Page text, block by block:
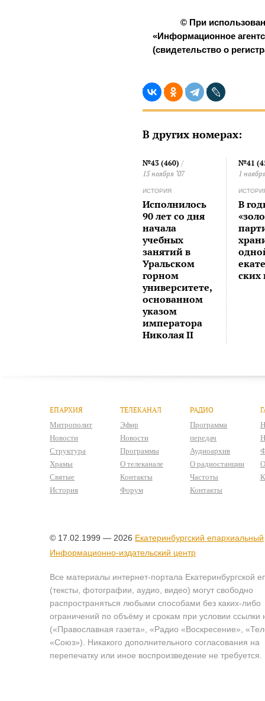
© При
«Информационное
(свидетельство о
В других номерах:
№43 (460) /
15 ноября ‘07
ИСТОРИЯ
Исполнилось
90 лет со дня
начала
учебных
занятий в
Уральском
горном
университете,
основанном
указом
императора
Николая II
№41
1
В
ских
ЕПАРХИЯ
Митрополит
Новости
Структура
Храмы
Святые
История
ТЕЛЕКАНАЛ
Эфир
Новости
Программы
О телеканале
Контакты
Форум
РАДИО
Программа
передач
Аудиоархив
О радиостанции
Частоты
Контакты
© 17.02.1999 — 2026 Екатеринбургский епархиальный
Информационно-издательский центр
Все материалы интернет-портала Екатеринбургской
(тексты, фотографии, аудио, видео) могут свободно
распространяться любыми способами без каких-либо
ограничений по объёму и срокам при условии ссылки
(«Православная газета», «Радио «Воскресение»,
«Союз»). Никакого дополнительного согласования на
перепечатку или иное воспроизведение не требуется.